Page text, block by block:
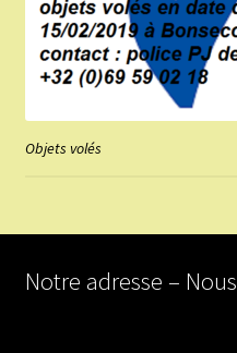
Objets volés
Notre adresse –